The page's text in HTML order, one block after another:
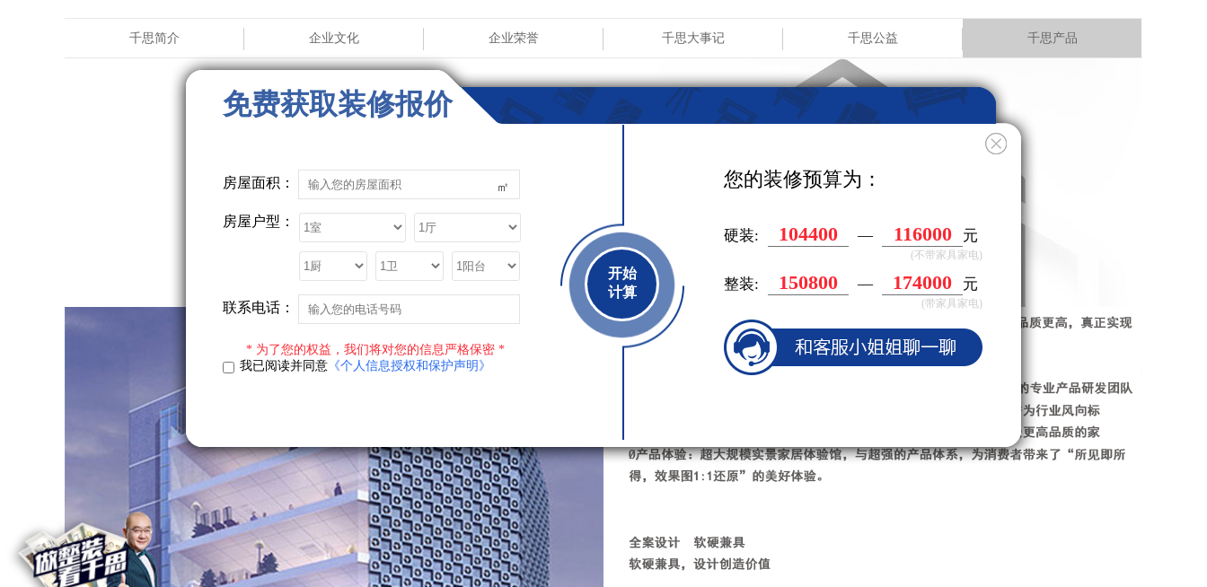
千思简介 企业文化 企业荣誉 千思大事记 千思公益 千思产品
免费获取装修报价
房屋面积： ㎡
房屋户型：
联系电话：
* 为了您的权益，我们将对您的信息严格保密 *
我已阅读并同意《个人信息授权和保护声明》
开始
计算
您的装修预算为：
硬装: 94500 — 105000 元
(不带家具家电)
整装: 136500 — 157500 元
(带家具家电)